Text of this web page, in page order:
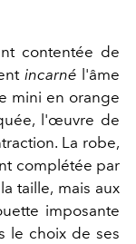
contentée de
incarné l'âme
mini en orange
l'œuvre de
La robe,
complétée par
taille, mais aux
imposante
le choix de ses